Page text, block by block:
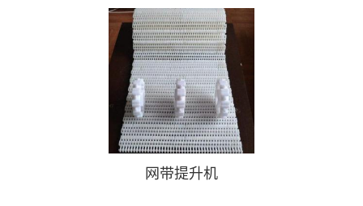
网带提升机